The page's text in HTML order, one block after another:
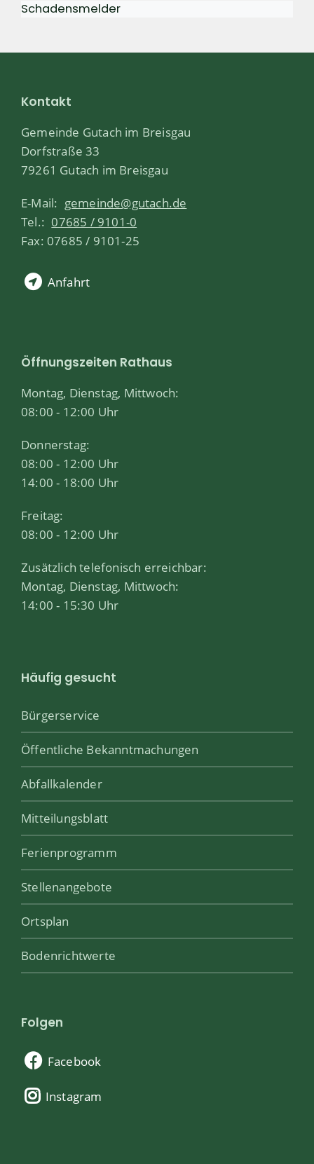
Schadensmelder
Kontakt
Gemeinde Gutach im Breisgau
Dorfstraße 33
79261 Gutach im Breisgau
E-Mail: gemeinde@gutach.de
Tel.: 07685 / 9101-0
Fax: 07685 / 9101-25
Anfahrt
Öffnungszeiten Rathaus
Montag, Dienstag, Mittwoch:
08:00 - 12:00 Uhr
Donnerstag:
08:00 - 12:00 Uhr
14:00 - 18:00 Uhr
Freitag:
08:00 - 12:00 Uhr
Zusätzlich telefonisch erreichbar:
Montag, Dienstag, Mittwoch:
14:00 - 15:30 Uhr
Häufig gesucht
Bürgerservice
Öffentliche Bekanntmachungen
Abfallkalender
Mitteilungsblatt
Ferienprogramm
Stellenangebote
Ortsplan
Bodenrichtwerte
Folgen
Facebook
Instagram